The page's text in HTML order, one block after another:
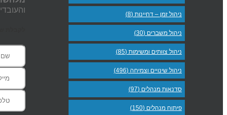
ניהול זמן – דחיינות (8)
ניהול משברים (30)
ניהול צוותים ומשימות (85)
ניהול שינויים וצמיחה (496)
סדנאות מנהלים (97)
פיתוח מנהלים (150)